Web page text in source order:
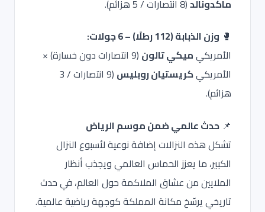
ماكدونالد(8 انتصارات / 5 هزائم).
🥊 وزن الذبابة (112 رطلًا) – 6 جولات:
الأمريكيميكي تالون
(9 انتصارات دون خسارة) ×
الأمريكيكريستيان روبليس
(9 انتصارات / 3
هزائم).
📌 حدث عالمي ضمن موسم الرياض
تشكل هذه النزالات إضافة نوعية لأسبوع النزال
الكبير، ما يعزز الحماس العالمي ويجذب أنظار
الملايين من عشاق الملاكمة حول العالم، في حدث
تاريخي يرسّخ مكانة المملكة كوجهة رياضية عالمية.